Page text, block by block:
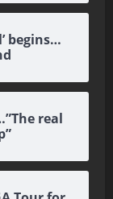
begins…
real